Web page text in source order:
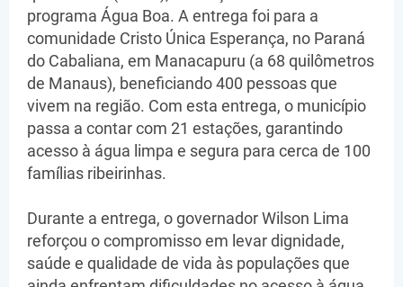
programa Água Boa. A entrega foi para a
comunidade Cristo Única Esperança, no Paraná
do Cabaliana, em Manacapuru (a 68 quilômetros
de Manaus), beneficiando 400 pessoas que
vivem na região. Com esta entrega, o município
passa a contar com 21 estações, garantindo
acesso à água limpa e segura para cerca de 100
famílias ribeirinhas.
Durante a entrega, o governador Wilson Lima
reforçou o compromisso em levar dignidade,
saúde e qualidade de vida às populações que